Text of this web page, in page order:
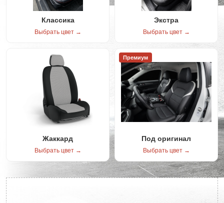
Классика
Выбрать цвет →
Экстра
Выбрать цвет →
Жаккард
Выбрать цвет →
Премиум
Под оригинал
Выбрать цвет →